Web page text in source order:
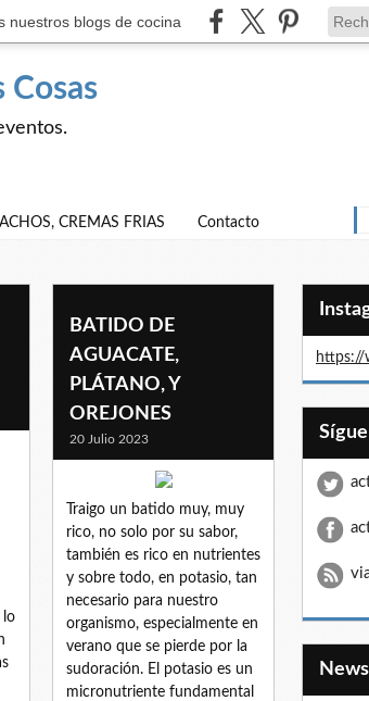
nuestros blogs de cocina
Cosas
CREMAS FRIAS Contacto
lo
BATIDO DE
AGUACATE,
PLÁTANO, Y
OREJONES
20 Julio 2023
Traigo un batido muy, muy
rico, no solo por su sabor,
también es rico en nutrientes
y sobre todo, en potasio, tan
necesario para nuestro
organismo, especialmente en
verano que se pierde por la
sudoración. El potasio es un
micronutriente fundamental
https://